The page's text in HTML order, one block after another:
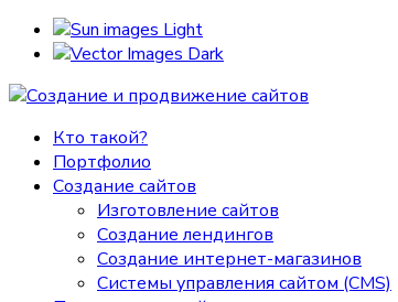
Light
Dark
Кто такой?
Портфолио
Создание сайтов
Изготовление сайтов
Создание лендингов
Создание интернет-магазинов
Системы управления сайтом (CMS)